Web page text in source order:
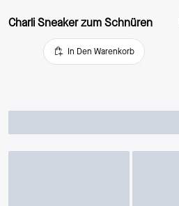
Charli Sneaker zum Schnüren
In Den Warenkorb